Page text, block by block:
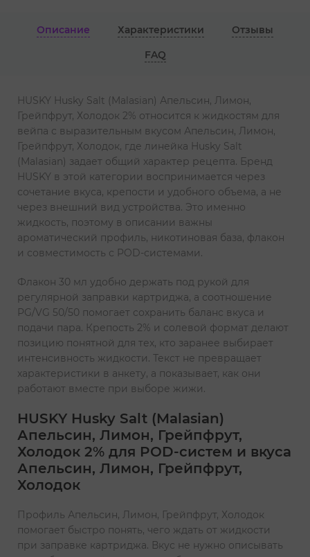
Описание Характеристики
Отзывы
FAQ
HUSKY Husky Salt (Malasian) Апельсин, Лимон,
Грейпфрут, Холодок 2% относится к жидкостям для
вейпа с выразительным вкусом Апельсин, Лимон,
Грейпфрут, Холодок, где линейка Husky Salt
(Malasian) задает общий характер рецепта. Бренд
HUSKY в этой категории воспринимается через
сочетание вкуса, крепости и удобного объема, а не
через внешний вид устройства. Это именно
жидкость, поэтому в описании важны
ароматический профиль, никотиновая база, флакон
и совместимость с POD-системами.
Флакон 30 мл удобно держать под рукой для
регулярной заправки картриджа, а соотношение
PG/VG 50/50 помогает сохранить баланс вкуса и
подачи пара. Крепость 2% и солевой формат делают
позицию понятной для тех, кто заранее выбирает
интенсивность жидкости. Текст не превращает
характеристики в анкету, а показывает, как они
работают вместе при выборе жижи.
HUSKY Husky Salt (Malasian)
Апельсин, Лимон, Грейпфрут,
Холодок 2% для POD-систем и вкуса
Апельсин, Лимон, Грейпфрут,
Холодок
Профиль Апельсин, Лимон, Грейпфрут, Холодок
помогает быстро понять, чего ждать от жидкости
при заправке картриджа. Вкус не нужно описывать